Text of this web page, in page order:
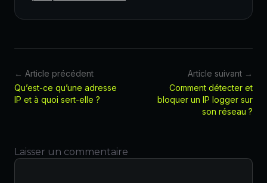
← Article précédent
Qu’est-ce qu’une adresse
IP et à quoi sert-elle ?
Article suivant →
Comment détecter et
bloquer un IP logger sur
son réseau ?
Laisser un commentaire
Commentaire